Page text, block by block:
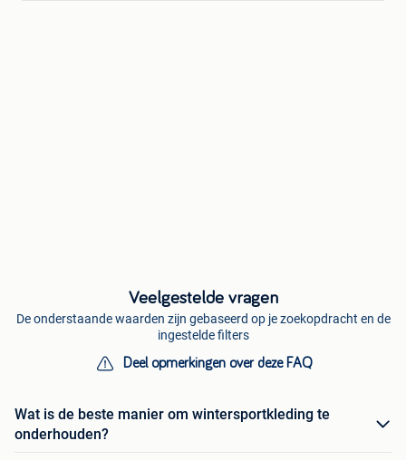
Veelgestelde vragen
De onderstaande waarden zijn gebaseerd op je zoekopdracht en de
ingestelde filters
Deel opmerkingen over deze FAQ
Wat is de beste manier om wintersportkleding te
onderhouden?